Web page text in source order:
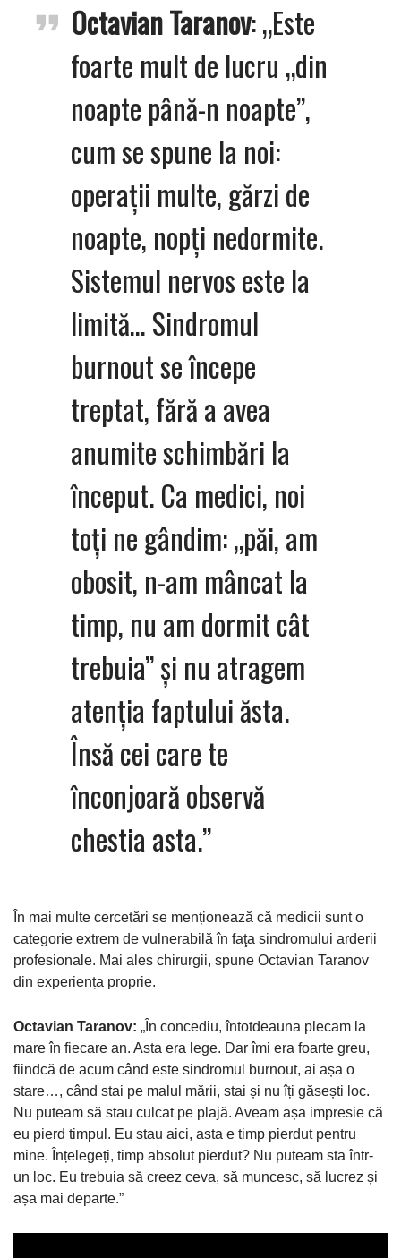
Octavian Taranov: „Este
foarte mult de lucru „din
noapte până-n noapte”,
cum se spune la noi:
operații multe, gărzi de
noapte, nopți nedormite.
Sistemul nervos este la
limită… Sindromul
burnout se începe
treptat, fără a avea
anumite schimbări la
început. Ca medici, noi
toți ne gândim: „păi, am
obosit, n-am mâncat la
timp, nu am dormit cât
trebuia” și nu atragem
atenția faptului ăsta.
Însă cei care te
înconjoară observă
chestia asta.”
În mai multe cercetări se menționează că medicii sunt o
categorie extrem de vulnerabilă în faţa sindromului arderii
profesionale. Mai ales chirurgii, spune Octavian Taranov
din experiența proprie.
Octavian Taranov: „În concediu, întotdeauna plecam la
mare în fiecare an. Asta era lege. Dar îmi era foarte greu,
fiindcă de acum când este sindromul burnout, ai așa o
stare…, când stai pe malul mării, stai și nu îți găsești loc.
Nu puteam să stau culcat pe plajă. Aveam așa impresie că
eu pierd timpul. Eu stau aici, asta e timp pierdut pentru
mine. Înțelegeți, timp absolut pierdut? Nu puteam sta într-
un loc. Eu trebuia să creez ceva, să muncesc, să lucrez și
așa mai departe.”